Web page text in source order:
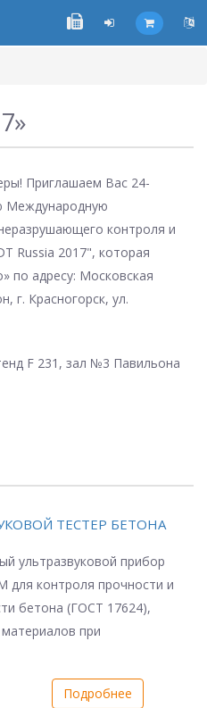
Приглашаем Вас 24-
Международную
контроля и
Russia 2017", которая
по адресу: Московская
г. Красногорск, ул.
F 231, зал №3 Павильона
ТЕСТЕР БЕТОНА
ультразвуковой прибор
контроля прочности и
бетона (ГОСТ 17624),
при
Подробнее